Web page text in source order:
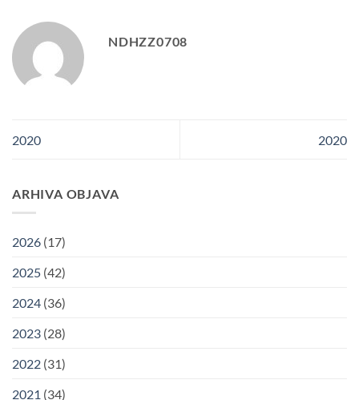
NDHZZ0708
2020 2020
ARHIVA OBJAVA
2026 (17)
2025 (42)
2024 (36)
2023 (28)
2022 (31)
2021 (34)